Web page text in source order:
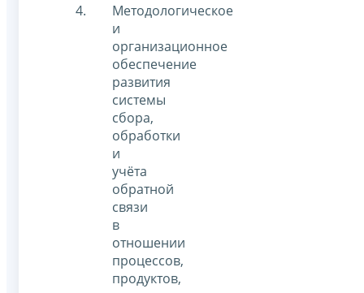
Методологическое
и
организационное
обеспечение
развития
системы
сбора,
обработки
и
учёта
обратной
связи
в
отношении
процессов,
продуктов,